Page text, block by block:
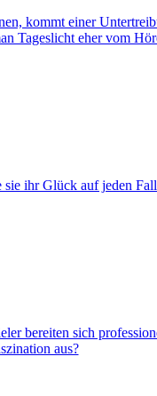
kommt einer
Tageslicht eher vom
sie ihr Glück auf jeden
bereiten sich
aus?